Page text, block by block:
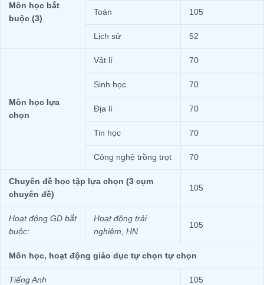
Môn học bắt
buộc (3)
Toán 105
Lịch sử 52
Môn học lựa
chọn
Vật lí 70
Sinh học 70
Địa lí 70
Tin học 70
Công nghệ trồng trọt 70
Chuyên đề học tập lựa chọn (3 cụm
chuyên đề)
105
Hoạt động GD bắt
buộc:
Hoạt động trải
nghiệm, HN
105
Môn học, hoạt động giáo dục tự chọn tự chọn
Tiếng Anh 105